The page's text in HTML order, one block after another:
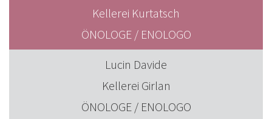
Kellerei Kurtatsch
ÖNOLOGE / ENOLOGO
Lucin Davide
Kellerei Girlan
ÖNOLOGE / ENOLOGO